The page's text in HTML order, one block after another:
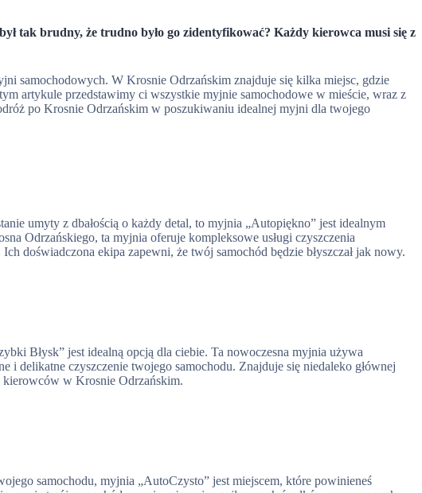
tak brudny, że trudno było go zidentyfikować? Każdy kierowca musi się z
samochodowych. W Krosnie Odrzańskim znajduje się kilka miejsc, gdzie
artykule przedstawimy ci wszystkie myjnie samochodowe w mieście, wraz z
po Krosnie Odrzańskim w poszukiwaniu idealnej myjni dla twojego
umyty z dbałością o każdy detal, to myjnia „Autopiękno” jest idealnym
Odrzańskiego, ta myjnia oferuje kompleksowe usługi czyszczenia
doświadczona ekipa zapewni, że twój samochód będzie błyszczał jak nowy.
Błysk” jest idealną opcją dla ciebie. Ta nowoczesna myjnia używa
i delikatne czyszczenie twojego samochodu. Znajduje się niedaleko głównej
kierowców w Krosnie Odrzańskim.
samochodu, myjnia „AutoCzysto” jest miejscem, które powinieneś